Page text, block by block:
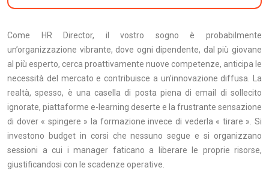
Come HR Director, il vostro sogno è probabilmente
un’organizzazione vibrante, dove ogni dipendente, dal più giovane
al più esperto, cerca proattivamente nuove competenze, anticipa le
necessità del mercato e contribuisce a un’innovazione diffusa. La
realtà, spesso, è una casella di posta piena di email di sollecito
ignorate, piattaforme e-learning deserte e la frustrante sensazione
di dover « spingere » la formazione invece di vederla « tirare ». Si
investono budget in corsi che nessuno segue e si organizzano
sessioni a cui i manager faticano a liberare le proprie risorse,
giustificandosi con le scadenze operative.